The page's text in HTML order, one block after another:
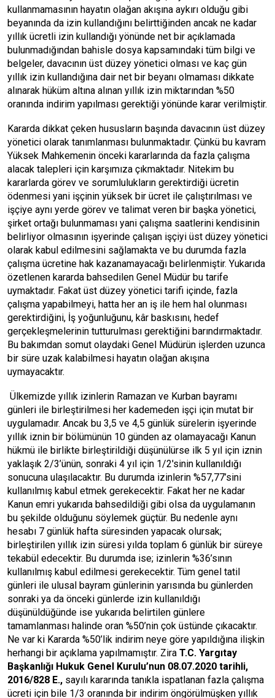
kullanmamasının hayatın olağan akışına aykırı olduğu gibi
beyanında da izin kullandığını belirttiğinden ancak ne kadar
yıllık ücretli izin kullandığı yönünde net bir açıklamada
bulunmadığından bahisle dosya kapsamındaki tüm bilgi ve
belgeler, davacının üst düzey yönetici olması ve kaç gün
yıllık izin kullandığına dair net bir beyanı olmaması dikkate
alınarak hüküm altına alınan yıllık izin miktarından %50
oranında indirim yapılması gerektiği yönünde karar verilmiştir.
Kararda dikkat çeken hususların başında davacının üst düzey
yönetici olarak tanımlanması bulunmaktadır. Çünkü bu kavram
Yüksek Mahkemenin önceki kararlarında da fazla çalışma
alacak talepleri için karşımıza çıkmaktadır. Nitekim bu
kararlarda görev ve sorumlulukların gerektirdiği ücretin
ödenmesi yani işçinin yüksek bir ücret ile çalıştırılması ve
işçiye aynı yerde görev ve talimat veren bir başka yönetici,
şirket ortağı bulunmaması yani çalışma saatlerini kendisinin
belirliyor olmasının işyerinde çalışan işçiyi üst düzey yönetici
olarak kabul edilmesini sağlamakta ve bu durumda fazla
çalışma ücretine hak kazanamayacağı belirlenmiştir. Yukarıda
özetlenen kararda bahsedilen Genel Müdür bu tarife
uymaktadır. Fakat üst düzey yönetici tarifi içinde, fazla
çalışma yapabilmeyi, hatta her an iş ile hem hal olunması
gerektirdiğini, İş yoğunluğunu, kâr baskısını, hedef
gerçekleşmelerinin tutturulması gerektiğini barındırmaktadır.
Bu bakımdan somut olaydaki Genel Müdürün işlerden uzunca
bir süre uzak kalabilmesi hayatın olağan akışına
uymayacaktır.
Ülkemizde yıllık izinlerin Ramazan ve Kurban bayramı
günleri ile birleştirilmesi her kademeden işçi için mutat bir
uygulamadır. Ancak bu 3,5 ve 4,5 günlük sürelerin işyerinde
yıllık iznin bir bölümünün 10 günden az olamayacağı Kanun
hükmü ile birlikte birleştirildiği düşünülürse ilk 5 yıl için iznin
yaklaşık 2/3’ünün, sonraki 4 yıl için 1/2'sinin kullanıldığı
sonucuna ulaşılacaktır. Bu durumda izinlerin %57,77’sini
kullanılmış kabul etmek gerekecektir. Fakat her ne kadar
Kanun emri yukarıda bahsedildiği gibi olsa da uygulamanın
bu şekilde olduğunu söylemek güçtür. Bu nedenle aynı
hesabı 7 günlük hafta süresinden yapacak olursak;
birleştirilen yıllık izin süresi yılda toplam 6 günlük bir süreye
tekabül edecektir. Bu durumda ise; izinlerin %36’sının
kullanılmış kabul edilmesi gerekecektir. Tüm genel tatil
günleri ile ulusal bayram günlerinin yarısında bu günlerden
sonraki ya da önceki günlerde izin kullanıldığı
düşünüldüğünde ise yukarıda belirtilen günlere
tamamlanması halinde oran %50’nin çok üstünde çıkacaktır.
Ne var ki Kararda %50’lik indirim neye göre yapıldığına ilişkin
herhangi bir açıklama yapılmamıştır. Zira T.C. Yargıtay
Başkanlığı Hukuk Genel Kurulu’nun 08.07.2020 tarihli,
2016/828 E., sayılı kararında tanıkla ispatlanan fazla çalışma
ücreti için bile 1/3 oranında bir indirim öngörülmüşken yıllık